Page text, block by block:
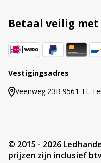
Betaal veilig met
Vestigingsadres
Veenweg 23B 9561 TL
© 2015 - 2026
prijzen zijn inclusief
i
e
: